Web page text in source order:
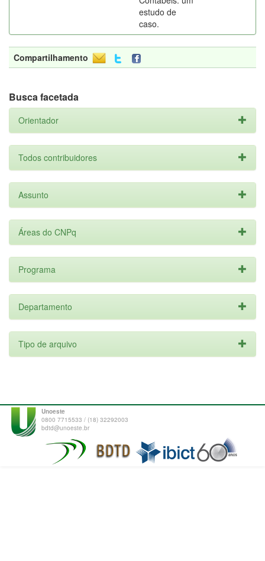
estudo de
caso.
Compartilhamento
Busca facetada
Orientador
Todos contribuidores
Assunto
Áreas do CNPq
Programa
Departamento
Tipo de arquivo
Unoeste
0800 7715533 / (18) 32292003
bdtd@unoeste.br